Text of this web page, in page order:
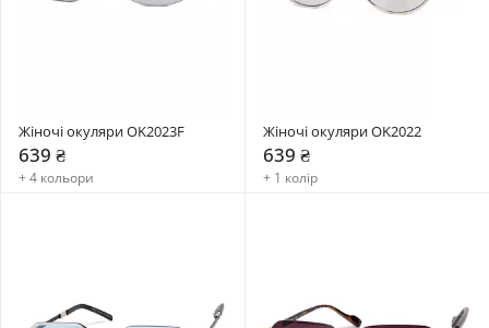
Жіночі окуляри OK2023F
639 ₴
+ 4 кольори
Жіночі окуляри OK2022
639 ₴
+ 1 колір